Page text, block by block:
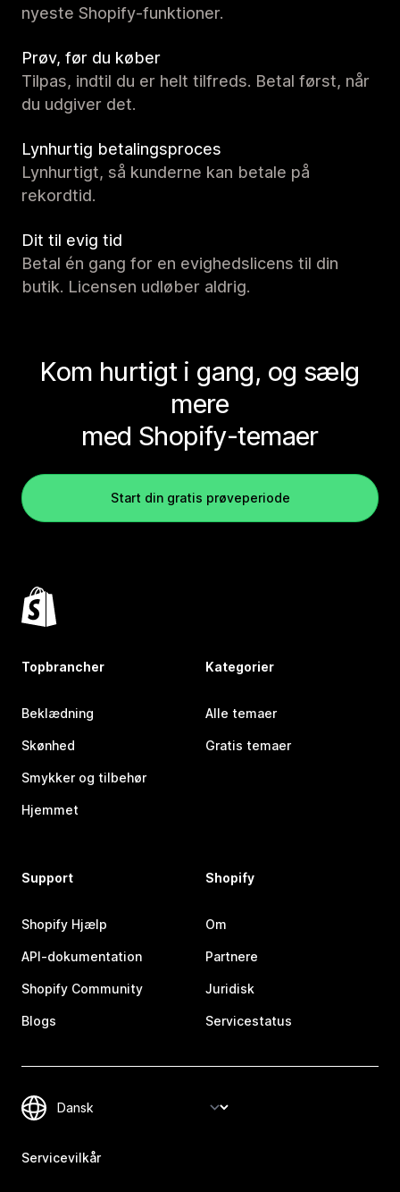
nyeste Shopify-funktioner.
Prøv, før du køber
Tilpas, indtil du er helt tilfreds. Betal først, når
du udgiver det.
Lynhurtig betalingsproces
Lynhurtigt, så kunderne kan betale på
rekordtid.
Dit til evig tid
Betal én gang for en evighedslicens til din
butik. Licensen udløber aldrig.
Kom hurtigt i gang, og sælg
mere
med Shopify-temaer
Start din gratis prøveperiode
Topbrancher
Beklædning
Skønhed
Smykker og tilbehør
Hjemmet
Kategorier
Alle temaer
Gratis temaer
Support
Shopify Hjælp
API-dokumentation
Shopify Community
Blogs
Shopify
Om
Partnere
Juridisk
Servicestatus
Servicevilkår